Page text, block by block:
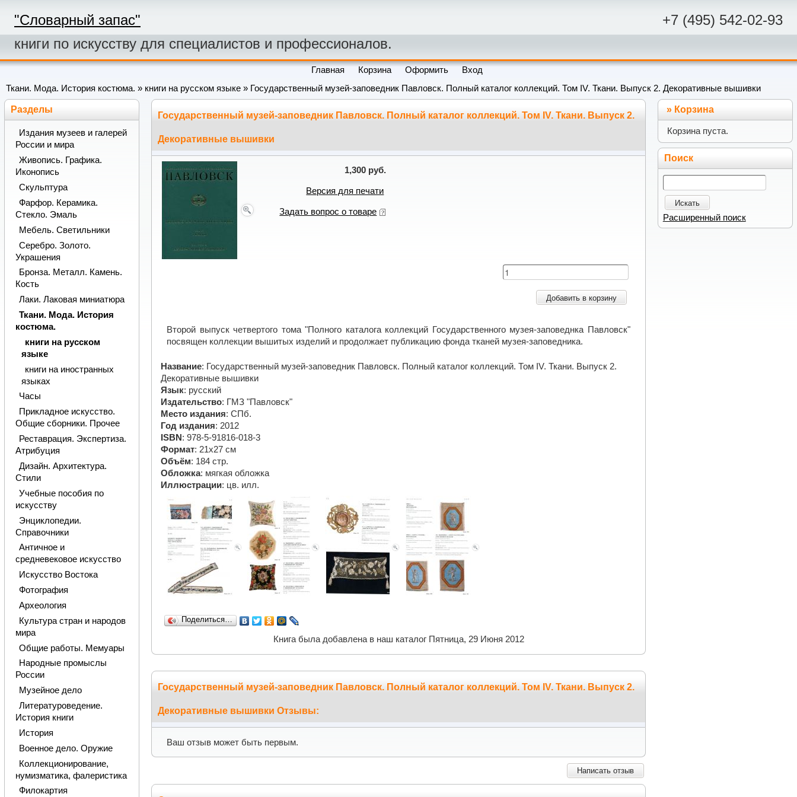
"Словарный запас"
книги по искусству для специалистов и профессионалов.
+7 (495) 542-02-93
Главная Корзина Оформить
Вход
Ткани. Мода. История костюма. » книги на русском языке » Государственный музей-заповедник Павловск. Полный каталог коллекций. Том IV. Ткани. Выпуск 2. Декоративные вышивки
Государственный музей-заповедник Павловск. Полный каталог коллекций. Том IV. Ткани. Выпуск 2.
Декоративные вышивки
1,300 руб.
Версия для печати
Задать вопрос о товаре
Добавить в корзину
Второй выпуск четвертого тома "Полного каталога коллекций Государственного музея-заповеднка Павловск"
посвящен коллекции вышитых изделий и продолжает публикацию фонда тканей музея-заповедника.
Название: Государственный музей-заповедник Павловск. Полный каталог коллекций. Том IV. Ткани. Выпуск 2.
Декоративные вышивки
Язык: русский
Издательство: ГМЗ "Павловск"
Место издания: СПб.
Год издания: 2012
ISBN : 978-5-91816-018-3
Формат: 21х27 см
Объём: 184 стр.
Обложка: мягкая обложка
Иллюстрации: цв. илл.
Поделиться…
Книга была добавлена в наш каталог Пятница, 29 Июня 2012
Государственный музей-заповедник Павловск. Полный каталог коллекций. Том IV. Ткани. Выпуск 2.
Декоративные вышивки Отзывы:
Ваш отзыв может быть первым.
Написать отзыв
Разделы
Издания музеев и галерей
России и мира
Живопись. Графика.
Иконопись
Скульптура
Фарфор. Керамика.
Стекло. Эмаль
Мебель. Светильники
Серебро. Золото.
Украшения
Бронза. Металл. Камень.
Кость
Лаки. Лаковая миниатюра
Ткани. Мода. История
костюма.
книги на русском
языке
книги на иностранных
языках
Часы
Прикладное искусство.
Общие сборники. Прочее
Реставрация. Экспертиза.
Атрибуция
Дизайн. Архитектура.
Стили
Учебные пособия по
искусству
Энциклопедии.
Справочники
Античное и
средневековое искусство
Искусство Востока
Фотография
Археология
Культура стран и народов
мира
Общие работы. Мемуары
Народные промыслы
России
Музейное дело
Литературоведение.
История книги
История
Военное дело. Оружие
Коллекционирование,
нумизматика, фалеристика
Филокартия
» Корзина
Корзина пуста.
Поиск
Искать
Расширенный поиск